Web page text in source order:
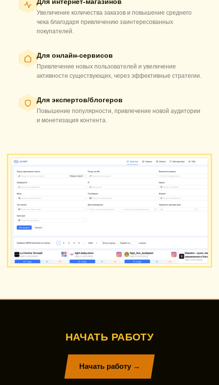
Увеличение количества заказов и повышение среднего
чека благодаря привлечению заинтересованных
покупателей.
Для онлайн-сервисов
Привлечение новых пользователей и увеличение
активности существующих, через эффективные стратегии.
Для экспертов/блогеров
Повышение популярности, привлечение новой аудитории
и монетизация контента.
НАЧАТЬ РАБОТУ
Начать работу →